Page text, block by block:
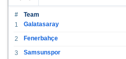
# Team
1 Galatasaray
2
Fenerbahçe
3
Samsunspor